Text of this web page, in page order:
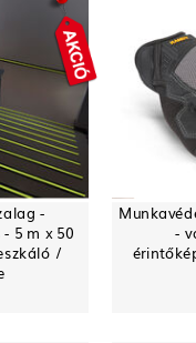
-
5 m x 50
/
-